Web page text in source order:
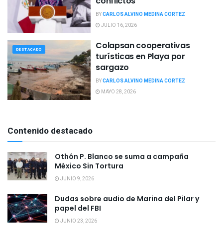
BYCARLOS ALVINO MEDINA CORTEZ
JULIO 16, 2026
DESTACADO
Colapsan cooperativas
turísticas en Playa por
sargazo
BYCARLOS ALVINO MEDINA CORTEZ
MAYO 28, 2026
Contenido destacado
Othón P. Blanco se suma a campaña
México Sin Tortura
JUNIO 9, 2026
Dudas sobre audio de Marina del Pilar y
papel del FBI
JUNIO 23, 2026